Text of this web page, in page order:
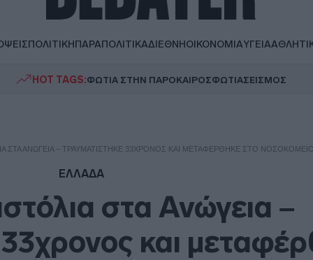
ΠΟΛΙΤΙΚΗΠΑΡΑΠΟΛΙΤΙΚΑΔΙΕΘΝΗΟΙΚΟΝΟΜΙΑΥΓΕΙΑ
HOT TAGS:ΦΩΤΙΑ ΣΤΗΝ ΠΑΡΟΚΑΙΡΟΣΦΩΤΙΑΣΕΙΣΜΟΣ
ΣΤΑ ΑΝΏΓΕΙΑ – ΤΡΑΥΜΑΤΊΣΤΗΚΕ 33ΧΡΟΝΟΣ ΚΑΙ ΜΕΤΑΦΈΡΘΗΚΕ ΣΤΟ ΝΟΣΟΚΟΜΕΊΟ
ΕΛΛΑΔΑ
στα Ανώγεια –
και